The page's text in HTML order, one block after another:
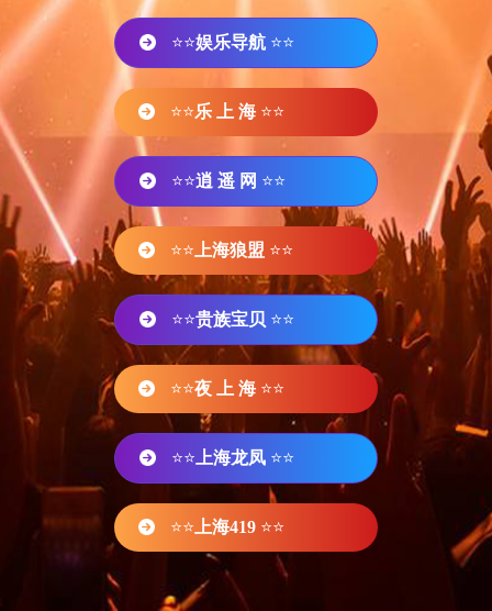
⭐⭐娱乐导航 ⭐⭐
⭐⭐乐 上 海 ⭐⭐
⭐⭐逍 遥 网 ⭐⭐
⭐⭐ 上海狼盟 ⭐⭐
⭐⭐贵族宝贝 ⭐⭐
⭐⭐夜 上 海 ⭐⭐
⭐⭐ 上海龙凤 ⭐⭐
⭐⭐ 上海419 ⭐⭐